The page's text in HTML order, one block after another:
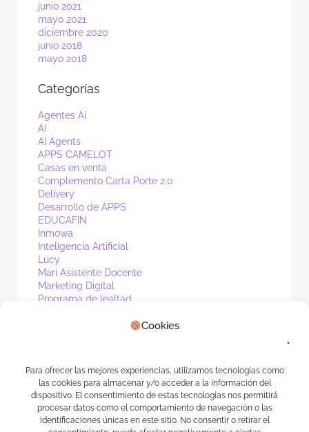
Cookies
Para ofrecer las mejores experiencias, utilizamos tecnologías como
las cookies para almacenar y/o acceder a la información del
dispositivo. El consentimiento de estas tecnologías nos permitirá
procesar datos como el comportamiento de navegación o las
identificaciones únicas en este sitio. No consentir o retirar el
junio 2021
mayo 2021
diciembre 2020
junio 2018
mayo 2018
Categorías
Agentes Ai
AI
AI Agents
APPS CAMELOT
Casas en venta
Complemento Carta Porte 2.0
Delivery
Desarrollo de APPS
EDUCAFIN
Inmowa
Inteligencia Artificial
Lucy
Mari Asistente Docente
Marketing Digital
Programa de lealtad
WhatsApp
Meta
Acceder